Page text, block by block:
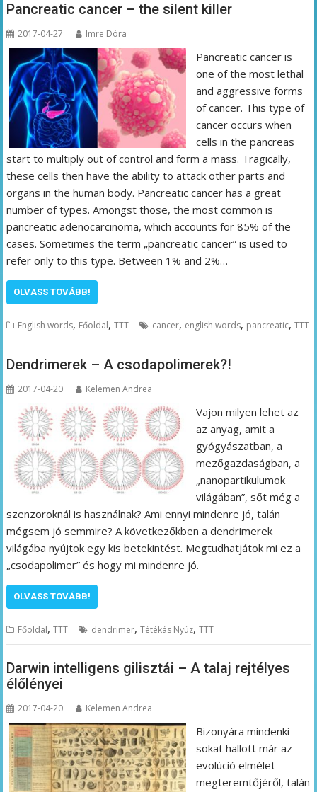
Pancreatic cancer – the silent killer
2017-04-27 Imre Dóra
Pancreatic cancer is
one of the most lethal
and aggressive forms
of cancer. This type of
cancer occurs when
cells in the pancreas
start to multiply out of control and form a mass. Tragically,
these cells then have the ability to attack other parts and
organs in the human body. Pancreatic cancer has a great
number of types. Amongst those, the most common is
pancreatic adenocarcinoma, which accounts for 85% of the
cases. Sometimes the term „pancreatic cancer” is used to
refer only to this type. Between 1% and 2%…
OLVASS TOVÁBB!
English words, Főoldal,TTT cancer, english words, pancreatic,TTT
Dendrimerek – A csodapolimerek?!
2017-04-20 Kelemen Andrea
Vajon milyen lehet az
az anyag, amit a
gyógyászatban, a
mezőgazdaságban, a
„nanopartikulumok
világában”, sőt még a
szenzoroknál is használnak? Ami ennyi mindenre jó, talán
mégsem jó semmire? A következőkben a dendrimerek
világába nyújtok egy kis betekintést. Megtudhatjátok mi ez a
„csodapolimer” és hogy mi mindenre jó.
OLVASS TOVÁBB!
Főoldal,TTT dendrimer,Tétékás Nyúz,TTT
Darwin intelligens gilisztái – A talaj rejtélyes
élőlényei
2017-04-20 Kelemen Andrea
Bizonyára mindenki
sokat hallott már az
evolúció elmélet
megteremtőjéről, talán